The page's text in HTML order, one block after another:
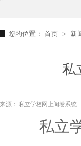
您的位置： 首页 > 新
私
来源： 私立学校网上阅卷系统
私立